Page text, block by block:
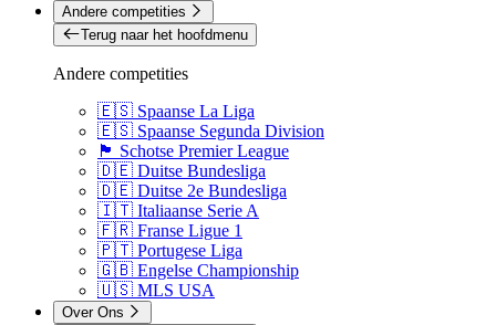
Andere competities
Terug naar het hoofdmenu
Andere competities
🇪🇸 Spaanse La Liga
🇪🇸 Spaanse Segunda Division
🏴󠁧󠁢󠁳󠁣󠁴󠁿 Schotse Premier League
🇩🇪 Duitse Bundesliga
🇩🇪 Duitse 2e Bundesliga
🇮🇹 Italiaanse Serie A
🇫🇷 Franse Ligue 1
🇵🇹 Portugese Liga
🇬🇧 Engelse Championship
🇺🇸 MLS USA
Over Ons